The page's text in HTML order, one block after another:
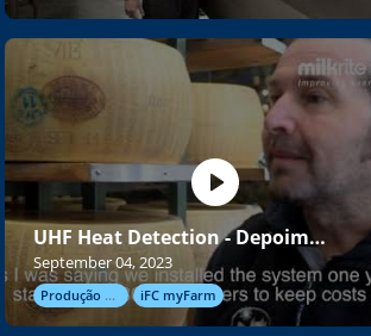
UHF Heat Detection - Depoimento
September 04, 2023
Produção de Leite de Precisão iFC myFarm